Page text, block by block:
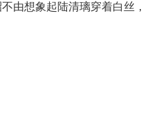
想象起陆清璃穿着白丝，